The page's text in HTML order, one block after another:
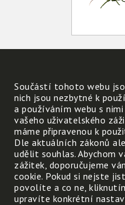
Součástí tohoto webu
nich jsou nezbytné k
a používáním webu s
vašeho uživatelského
máme připravenou k
Dle aktuálních zákonů
udělit souhlas. Abychom
zážitek, doporučujeme
cookie. Pokud si nejste
povolíte a co ne,
upravíte konkrétní